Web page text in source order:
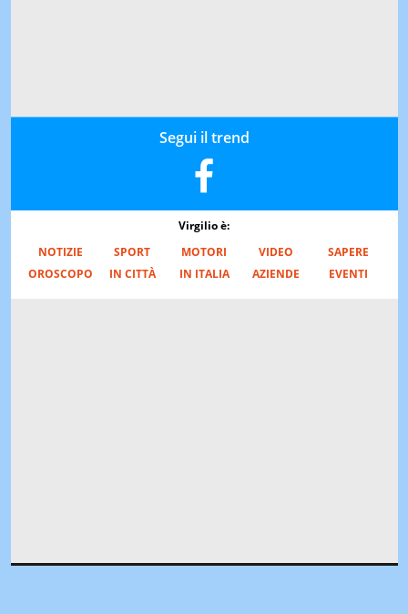
Segui il trend
Virgilio è:
NOTIZIE
SPORT MOTORI VIDEO
SAPERE
OROSCOPO
IN CITTÀ IN ITALIA AZIENDE EVENTI